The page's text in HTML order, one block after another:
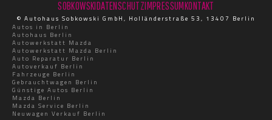
SOBKOWSKIDATENSCHUTZIMPRESSUMKONTAKT
© Autohaus Sobkowski GmbH, Holländerstraße 53, 13407 Berlin
Autos in Berlin
Autohaus Berlin
Autowerkstatt Mazda
Autowerkstatt Mazda Berlin
Auto Reparatur Berlin
Autoverkauf Berlin
Fahrzeuge Berlin
Gebrauchtwagen Berlin
Günstige Autos Berlin
Mazda Berlin
Mazda Service Berlin
Neuwagen Verkauf Berlin